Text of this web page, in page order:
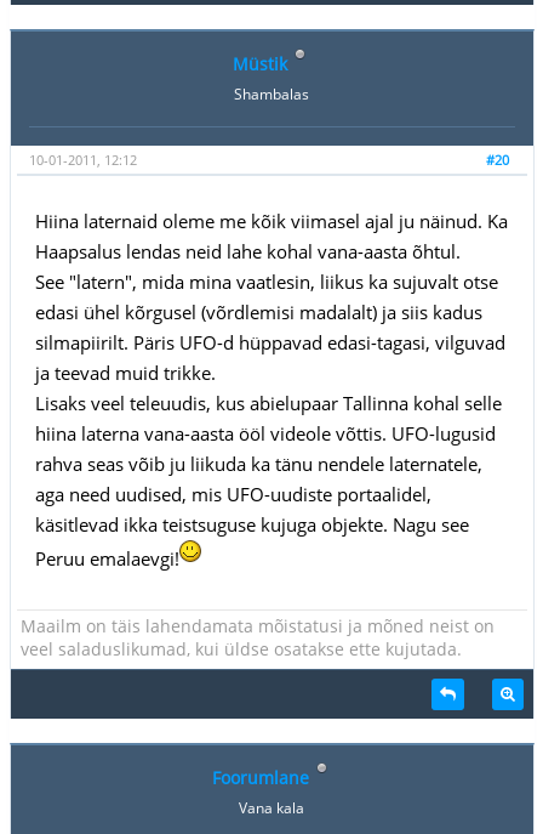
Müstik
Shambalas
#20
10-01-2011, 12:12
Hiina laternaid oleme me kõik viimasel ajal ju näinud. Ka
Haapsalus lendas neid lahe kohal vana-aasta õhtul.
See "latern", mida mina vaatlesin, liikus ka sujuvalt otse
edasi ühel kõrgusel (võrdlemisi madalalt) ja siis kadus
silmapiirilt. Päris UFO-d hüppavad edasi-tagasi, vilguvad
ja teevad muid trikke.
Lisaks veel teleuudis, kus abielupaar Tallinna kohal selle
hiina laterna vana-aasta ööl videole võttis. UFO-lugusid
rahva seas võib ju liikuda ka tänu nendele laternatele,
aga need uudised, mis UFO-uudiste portaalidel,
käsitlevad ikka teistsuguse kujuga objekte. Nagu see
Peruu emalaevgi!
Maailm on täis lahendamata mõistatusi ja mõned neist on
veel saladuslikumad, kui üldse osatakse ette kujutada.
Foorumlane
Vana kala